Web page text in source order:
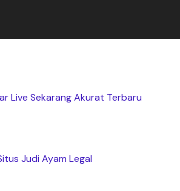
Live Sekarang Akurat Terbaru
Judi Ayam Legal